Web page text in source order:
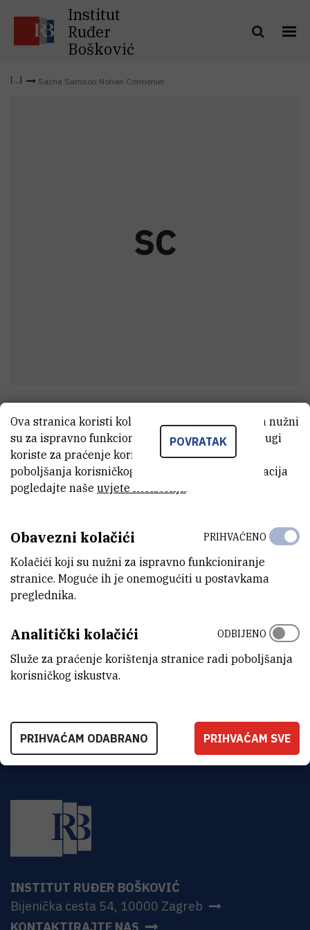
Institut
Ruđer
Bošković
Sacha Samson Nohan Cormenier
SC
dr. sc.Sacha Samson Nohan
Cormenier
viši asistent
scormen@irb.hr
ZAVOD
Zavod za eksperimentalnu fiziku
LABORATORIJ
Institut Ruđer Bošković
Bijenička 54
INSTITUT RUĐER BOŠKOVIĆ
Bijenička cesta 54, 10000 Zagreb
POVRATAK
Ova stranica koristi kolačiće. Neki od tih kolačića nužni
su za ispravno funkcioniranje stranice, dok se drugi
koriste za praćenje korištenja stranice radi
poboljšanja korisničkog iskustva. Za više informacija
pogledajte naše uvjete korištenja.
Obavezni kolačići
Kolačići koji su nužni za ispravno funkcioniranje
stranice. Moguće ih je onemogućiti u postavkama
preglednika.
PRIHVAĆENO
Analitički kolačići
Služe za praćenje korištenja stranice radi poboljšanja
korisničkog iskustva.
ODBIJENO
PRIHVAĆAM ODABRANO PRIHVAĆAM SVE